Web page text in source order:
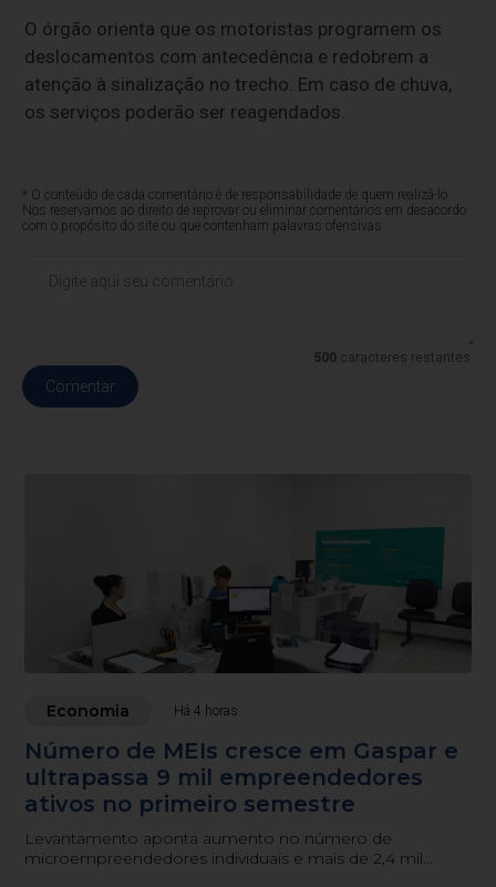
O órgão orienta que os motoristas programem os
deslocamentos com antecedência e redobrem a
atenção à sinalização no trecho. Em caso de chuva,
os serviços poderão ser reagendados.
* O conteúdo de cada comentário é de responsabilidade de quem realizá-lo.
Nos reservamos ao direito de reprovar ou eliminar comentários em desacordo
com o propósito do site ou que contenham palavras ofensivas.
500caracteres restantes.
Comentar
Economia Há 4 horas
Número de MEIs cresce em Gaspar e
ultrapassa 9 mil empreendedores
ativos no primeiro semestre
Levantamento aponta aumento no número de
microempreendedores individuais e mais de 2,4 mil